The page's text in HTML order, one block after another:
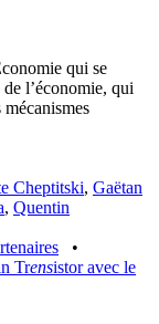
qui se
l’économie, qui
Cheptitski, Gaëtan
, Quentin
•
Trensistor avec le